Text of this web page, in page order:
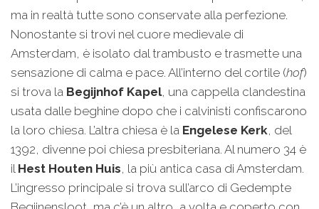
ma in realtà tutte sono conservate alla perfezione.
Nonostante si trovi nel cuore medievale di
Amsterdam, è isolato dal trambusto e trasmette una
sensazione di calma e pace. All’interno del cortile (hof)
si trova la Begijnhof Kapel, una cappella clandestina
usata dalle beghine dopo che i calvinisti confiscarono
la loro chiesa. L’altra chiesa è la Engelese Kerk, del
1392, divenne poi chiesa presbiteriana. Al numero 34 è
il Hest Houten Huis, la più antica casa di Amsterdam.
L’ingresso principale si trova sull’arco di Gedempte